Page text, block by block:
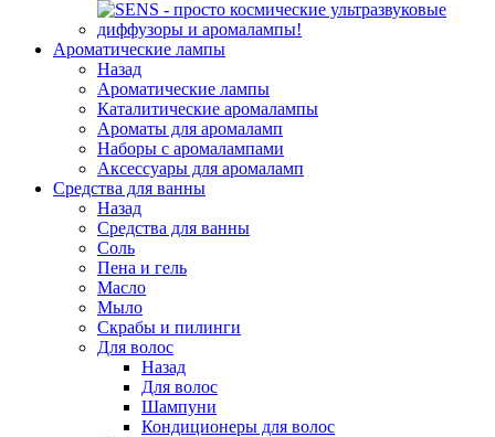
Ароматические лампы
Назад
Ароматические лампы
Каталитические аромалампы
Ароматы для аромаламп
Наборы с аромалампами
Аксессуары для аромаламп
Средства для ванны
Назад
Средства для ванны
Соль
Пена и гель
Масло
Мыло
Скрабы и пилинги
Для волос
Назад
Для волос
Шампуни
Кондиционеры для волос